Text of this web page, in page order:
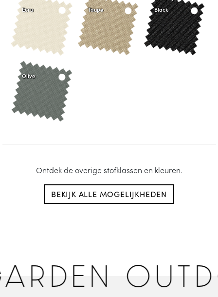
Ecru Taupe Black
Olive
Ontdek de overige stofklassen en kleuren.
BEKIJK ALLE MOGELIJKHEDEN